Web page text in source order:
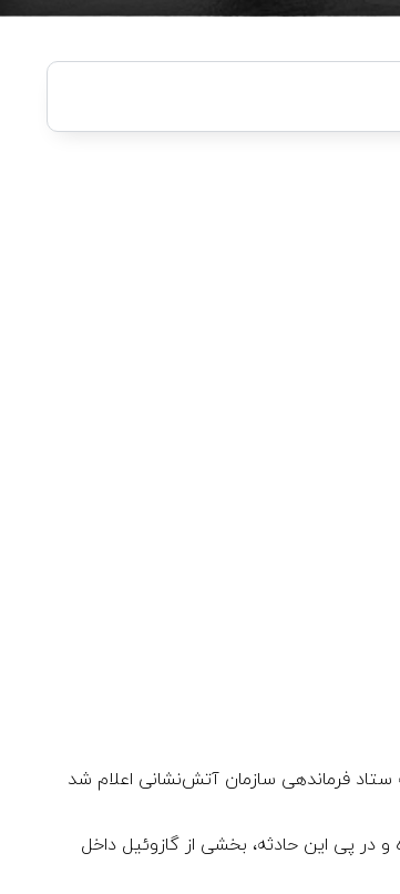
میران، به ستاد فرماندهی سازمان آتش‌نشانی اعلام شد
پی این حادثه، بخشی از گازوئیل داخل